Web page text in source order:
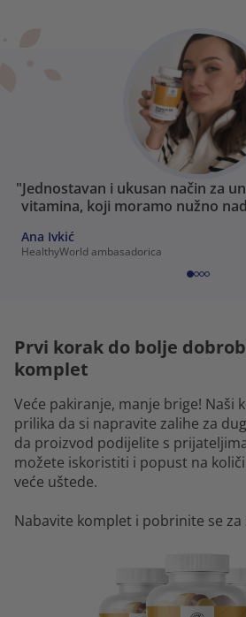
"Jednostavan i ukusan način za
vitamina, koji moramo nužno
Ana Ivkić
HealthyWorld ambasadorica
Prvi korak do bolje
komplet
Veće pakiranje, manje brige! Naši
prilika da si napravite zalihe za
da proizvod podijelite s
možete iskoristiti i popust na
veće uštede.
Nabavite komplet i pobrinite se